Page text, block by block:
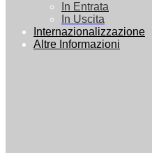
In Entrata
In Uscita
Internazionalizzazione
Altre Informazioni